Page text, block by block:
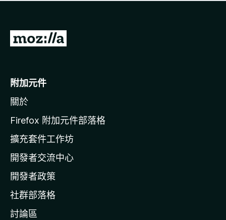
有
前
o
i
l
a
官
網
附加元件
關於
Firefox 附加元件部落格
擴充套件工作坊
開發者交流中心
開發者政策
社群部落格
討論區